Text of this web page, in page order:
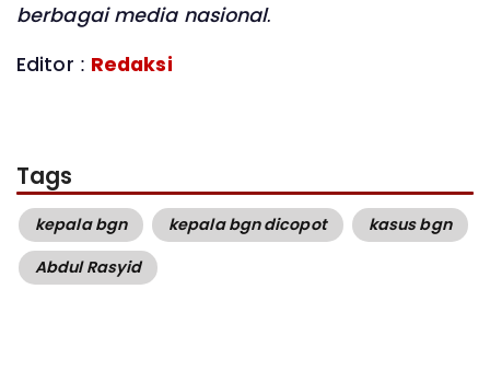
berbagai media nasional.
Editor : Redaksi
Tags
kepala bgn kepala bgn dicopot
kasus bgn
Abdul Rasyid